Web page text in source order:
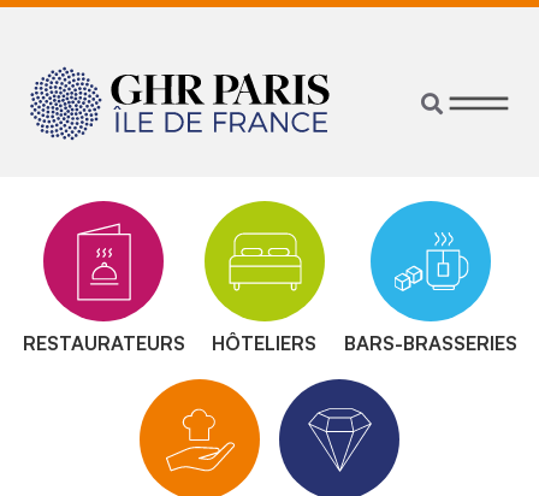
RESTAURATEURS HÔTELIERS BARS-BRASSERIES